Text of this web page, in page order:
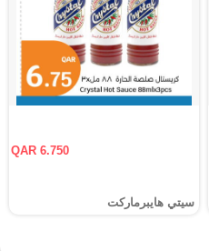
QAR 6.750
سيتي هايبرماركت